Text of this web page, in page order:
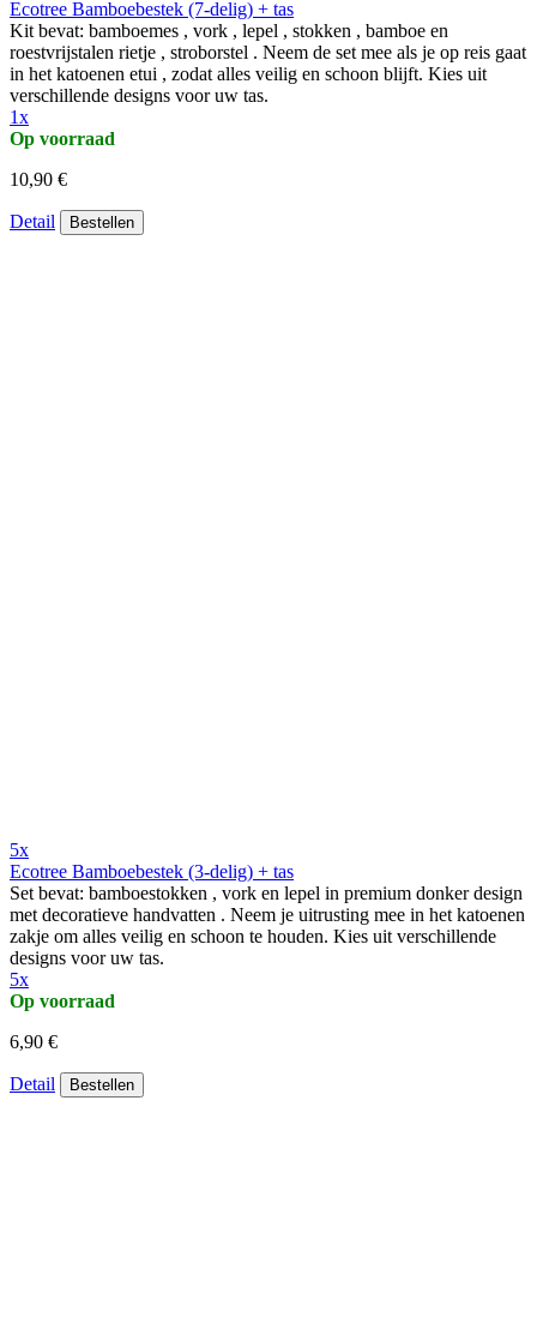
Ecotree Bamboebestek (7-delig) + tas
Kit bevat: bamboemes , vork , lepel , stokken , bamboe en
roestvrijstalen rietje , stroborstel . Neem de set mee als je op reis gaat
in het katoenen etui , zodat alles veilig en schoon blijft. Kies uit
verschillende designs voor uw tas.
1x
Op voorraad
10,90 €
Detail Bestellen
5x
Ecotree Bamboebestek (3-delig) + tas
Set bevat: bamboestokken , vork en lepel in premium donker design
met decoratieve handvatten . Neem je uitrusting mee in het katoenen
zakje om alles veilig en schoon te houden. Kies uit verschillende
designs voor uw tas.
5x
Op voorraad
6,90 €
Detail Bestellen